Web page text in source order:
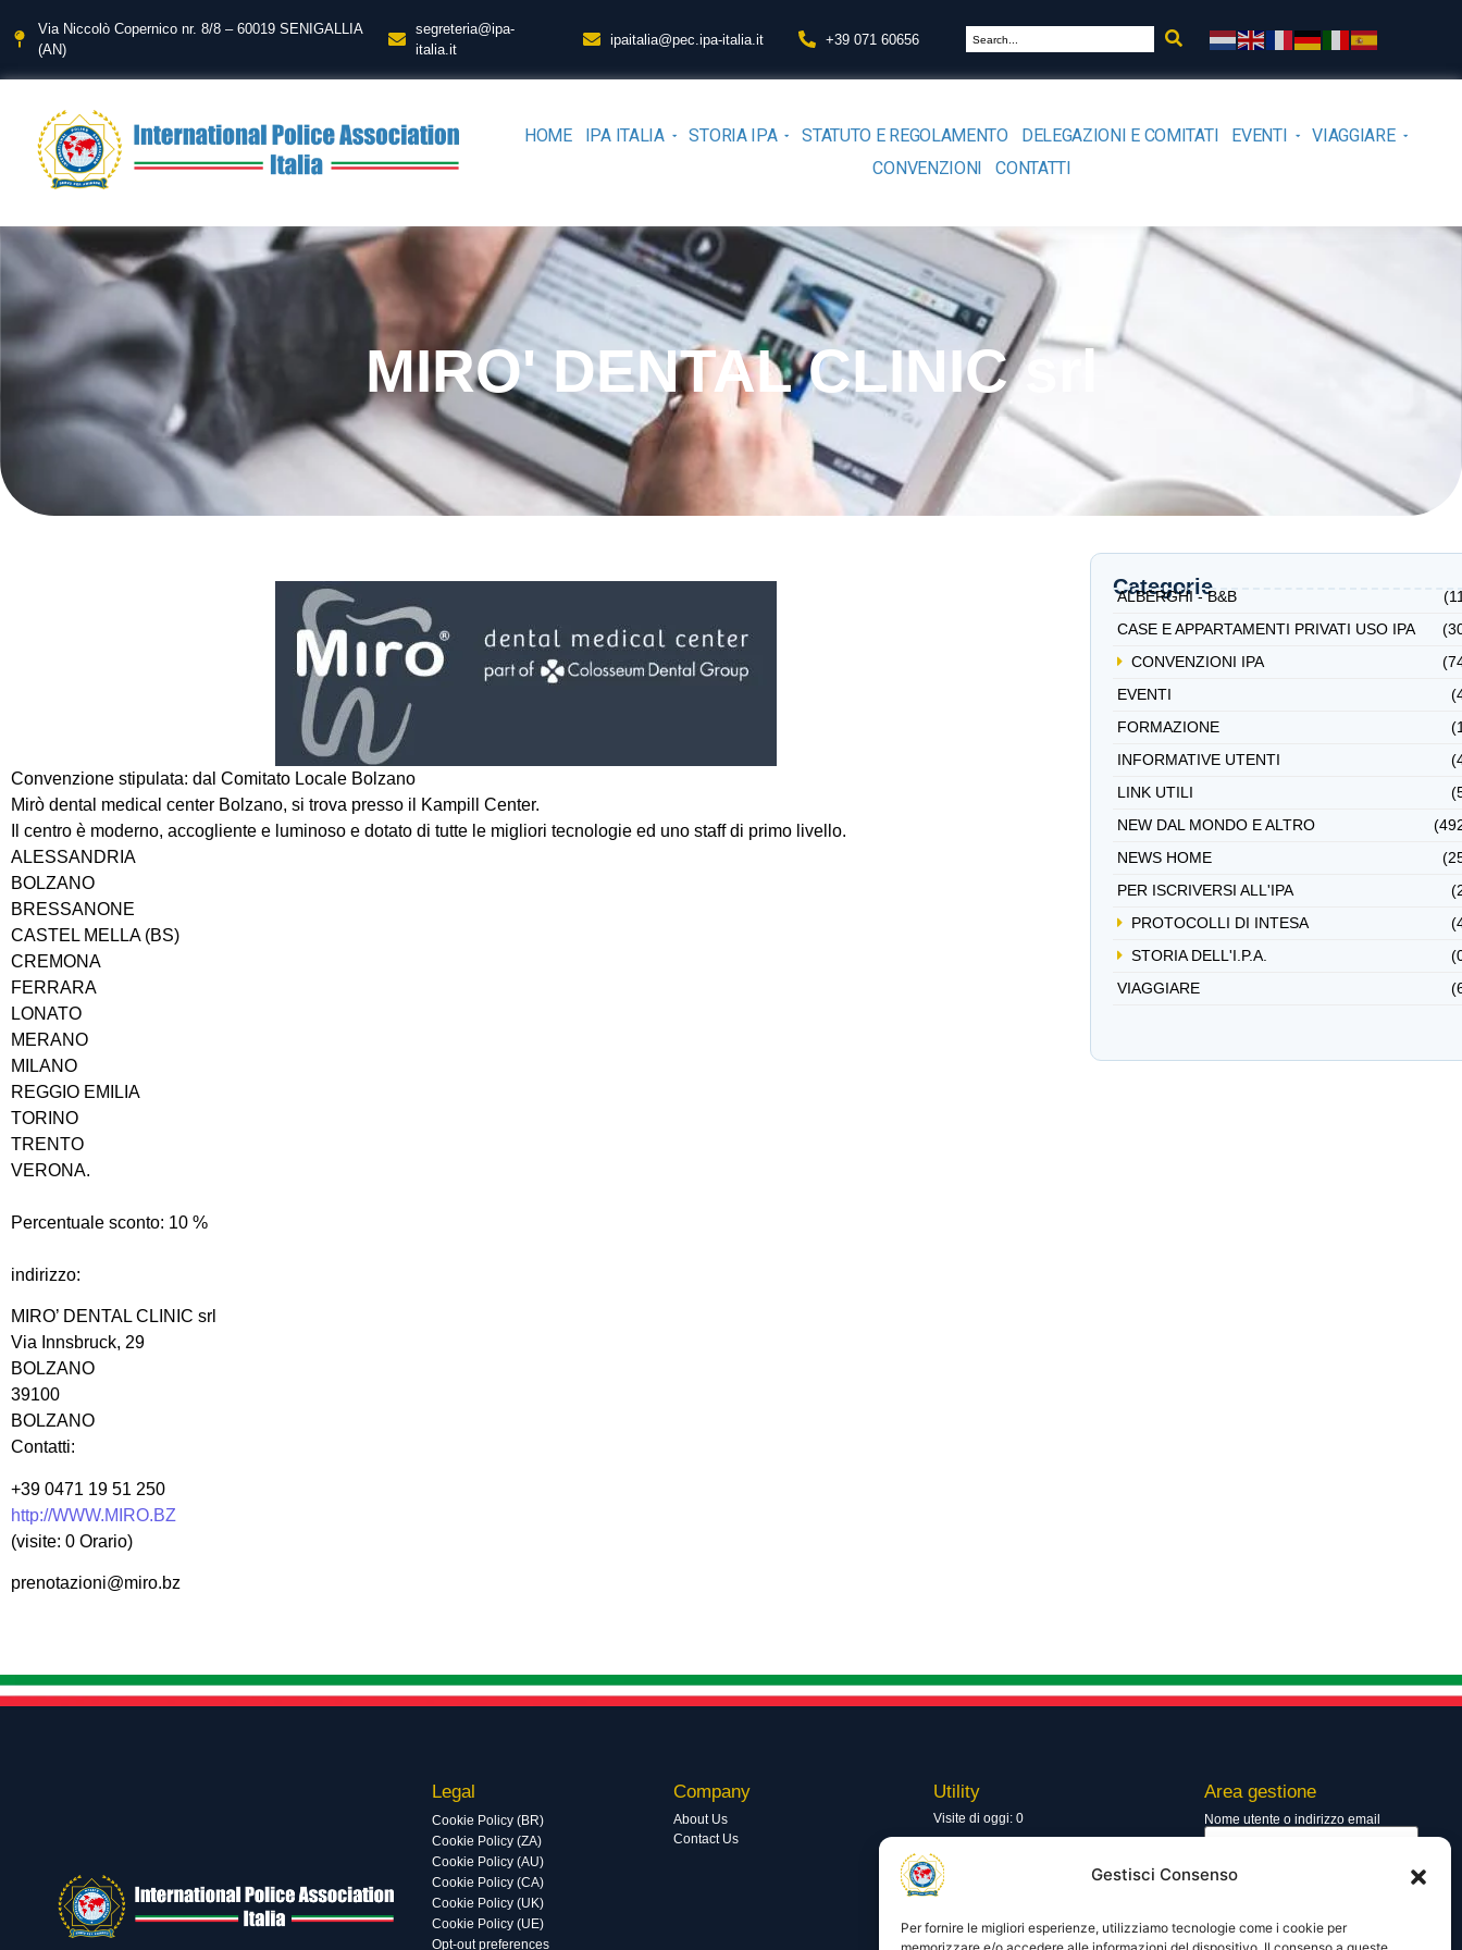
Gestisci Consenso
Per fornire le migliori esperienze, utilizziamo tecnologie come i cookie per
Via Niccolò Copernico nr. 8/8 – 60019 SENIGALLIA
(AN)
segreteria@ipa-
italia.it
ipaitalia@pec.ipa-italia.it +39 071 60656
HOME IPA ITALIA STORIA IPA STATUTO E REGOLAMENTO DELEGAZIONI E COMITATI EVENTI
VIAGGIARE
CONVENZIONI
CONTATTI
MIRO' DENTAL CLINIC srl
Convenzione stipulata: dal Comitato Locale Bolzano
Mirò dental medical center Bolzano, si trova presso il Kampill Center.
Il centro è moderno, accogliente e luminoso e dotato di tutte le migliori tecnologie ed uno staff di primo livello.
ALESSANDRIA
BOLZANO
BRESSANONE
CASTEL MELLA (BS)
CREMONA
FERRARA
LONATO
MERANO
MILANO
REGGIO EMILIA
TORINO
TRENTO
VERONA.
Percentuale sconto: 10 %
indirizzo:
MIRO’ DENTAL CLINIC srl
Via Innsbruck, 29
BOLZANO
39100
BOLZANO
Contatti:
+39 0471 19 51 250
http://WWW.MIRO.BZ
(visite: 0 Orario)
prenotazioni@miro.bz
Categorie
ALBERGHI - B&B
CASE E APPARTAMENTI PRIVATI USO IPA
CONVENZIONI IPA
EVENTI
FORMAZIONE
INFORMATIVE UTENTI
LINK UTILI
NEW DAL MONDO E ALTRO
NEWS HOME
PER ISCRIVERSI ALL'IPA
PROTOCOLLI DI INTESA
STORIA DELL'I.P.A.
VIAGGIARE
Legal
Cookie Policy (BR)
Cookie Policy (ZA)
Cookie Policy (AU)
Cookie Policy (CA)
Cookie Policy (UK)
Cookie Policy (UE)
Opt-out preferences
Company
About Us
Contact Us
Utility
Visite di oggi: 0
Area gestione
Nome utente o indirizzo email